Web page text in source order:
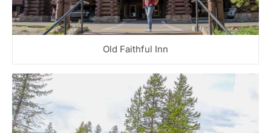
Old Faithful Inn